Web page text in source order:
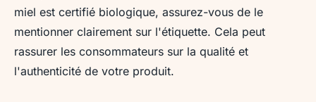
miel est certifié biologique, assurez-vous de le
mentionner clairement sur l'étiquette. Cela peut
rassurer les consommateurs sur la qualité et
l'authenticité de votre produit.